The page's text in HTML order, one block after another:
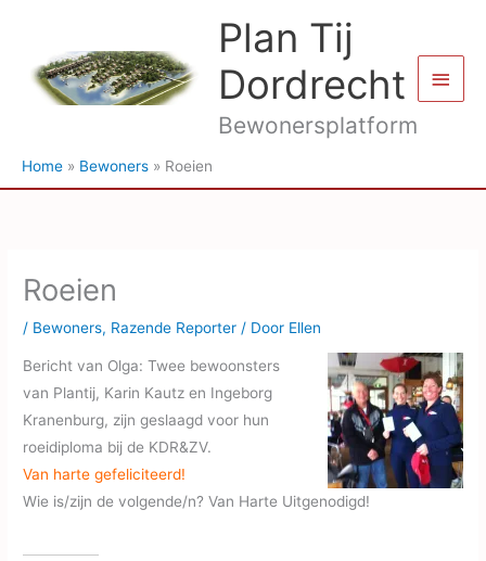
inhoud
Plan Tij
Dordrecht
Bewonersplatform
Home Bewoners Roeien
Roeien
/ Bewoners, Razende Reporter / Door Ellen
Bericht van Olga: Twee bewoonsters
van Plantij, Karin Kautz en Ingeborg
Kranenburg, zijn geslaagd voor hun
roeidiploma bij de KDR&ZV.
Van harte gefeliciteerd!
Wie is/zijn de volgende/n? Van Harte Uitgenodigd!